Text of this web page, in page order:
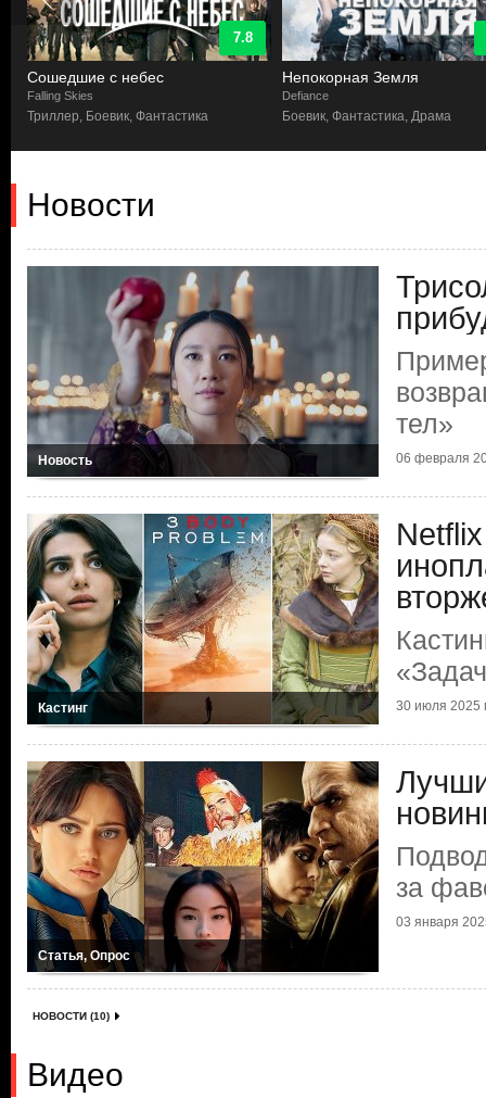
7.8
Сошедшие с небес
Falling Skies
Триллер, Боевик, Фантастика
Непокорная Земля
Defiance
Боевик, Фантастика, Драма
Новости
Новость
тел»
06 февраля
Кастинг
Netflix
30 июля 2025
Статья, Опрос
за
03 января
НОВОСТИ (10)
Видео